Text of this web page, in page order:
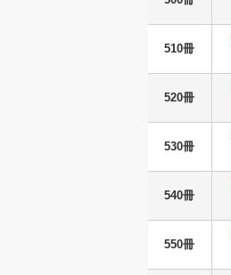
510冊
520冊
530冊
540冊
550冊